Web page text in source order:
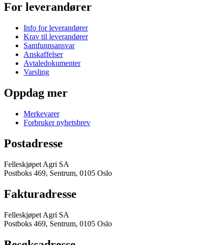
For leverandører
Info for leverandører
Krav til leverandører
Samfunnsansvar
Anskaffelser
Avtaledokumenter
Varsling
Oppdag mer
Merkevarer
Forbruker nyhetsbrev
Postadresse
Felleskjøpet Agri SA
Postboks 469, Sentrum, 0105 Oslo
Fakturadresse
Felleskjøpet Agri SA
Postboks 469, Sentrum, 0105 Oslo